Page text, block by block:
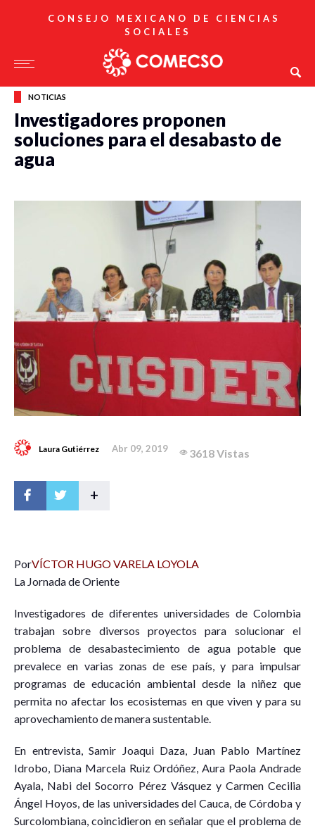
CONSEJO MEXICANO DE CIENCIAS
SOCIALES
NOTICIAS
Investigadores proponen
soluciones para el desabasto de
agua
Laura Gutiérrez Abr 09, 2019 3618 Vistas
+
PorVÍCTOR HUGO VARELA LOYOLA
La Jornada de Oriente
Investigadores de diferentes universidades de Colombia
trabajan sobre diversos proyectos para solucionar el
problema de desabastecimiento de agua potable que
prevalece en varias zonas de ese país, y para impulsar
programas de educación ambiental desde la niñez que
permita no afectar los ecosistemas en que viven y para su
aprovechamiento de manera sustentable.
En entrevista, Samir Joaqui Daza, Juan Pablo Martínez
Idrobo, Diana Marcela Ruiz Ordóñez, Aura Paola Andrade
Ayala, Nabi del Socorro Pérez Vásquez y Carmen Cecilia
Ángel Hoyos, de las universidades del Cauca, de Córdoba y
Surcolombiana, coincidieron en señalar que el problema de